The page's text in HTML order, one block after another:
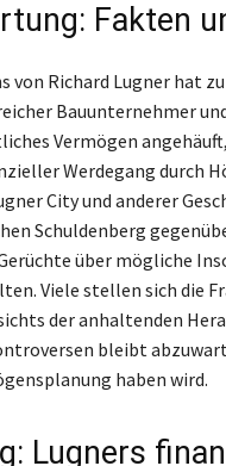
Fakten
von Richard Lugner hat
Bauunternehmer
Vermögen
Werdegang durch
City und anderer
Schuldenberg
über mögliche
Viele stellen sich die
der anhaltenden
bleibt
haben wird.
Lugners